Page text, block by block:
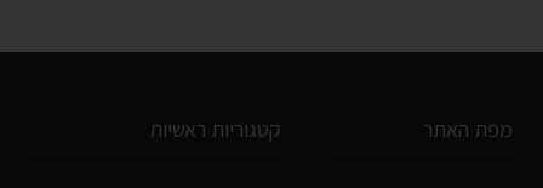
מפת האתר קטגוריות ראשיות